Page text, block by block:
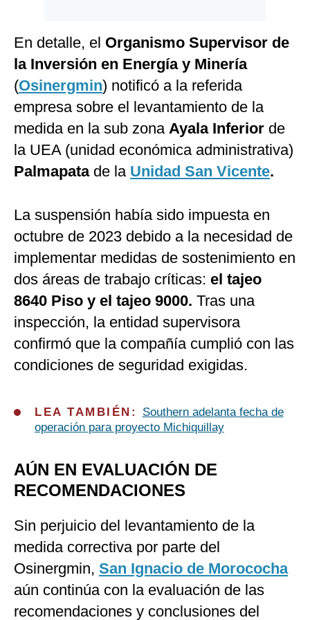
En detalle, el Organismo Supervisor de
la Inversión en Energía y Minería
(Osinergmin) notificó a la referida
empresa sobre el levantamiento de la
medida en la sub zona Ayala Inferior de
la UEA (unidad económica administrativa)
Palmapata de la Unidad San Vicente.
La suspensión había sido impuesta en
octubre de 2023 debido a la necesidad de
implementar medidas de sostenimiento en
dos áreas de trabajo críticas: el tajeo
8640 Piso y el tajeo 9000. Tras una
inspección, la entidad supervisora
confirmó que la compañía cumplió con las
condiciones de seguridad exigidas.
LEA TAMBIÉN: Southern adelanta fecha de
operación para proyecto Michiquillay
AÚN EN EVALUACIÓN DE
RECOMENDACIONES
Sin perjuicio del levantamiento de la
medida correctiva por parte del
Osinergmin, San Ignacio de Morococha
aún continúa con la evaluación de las
recomendaciones y conclusiones del